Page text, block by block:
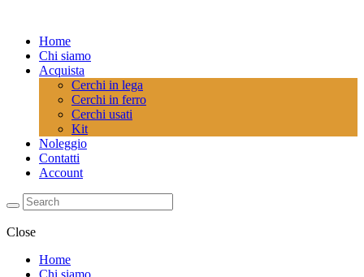
Home
Chi siamo
Acquista
Cerchi in lega
Cerchi in ferro
Cerchi usati
Kit
Noleggio
Contatti
Account
Close
Home
Chi siamo